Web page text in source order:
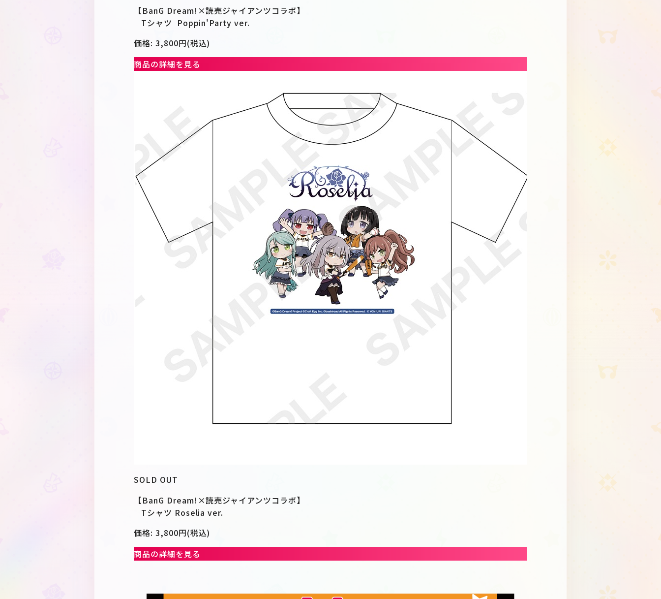
【BanG Dream!×読売ジャイアンツコラボ】
Tシャツ Poppin'Party ver.
価格: 3,800円(税込)
商品の詳細を見る
SOLD OUT
【BanG Dream!×読売ジャイアンツコラボ】
Tシャツ Roselia ver.
価格: 3,800円(税込)
商品の詳細を見る